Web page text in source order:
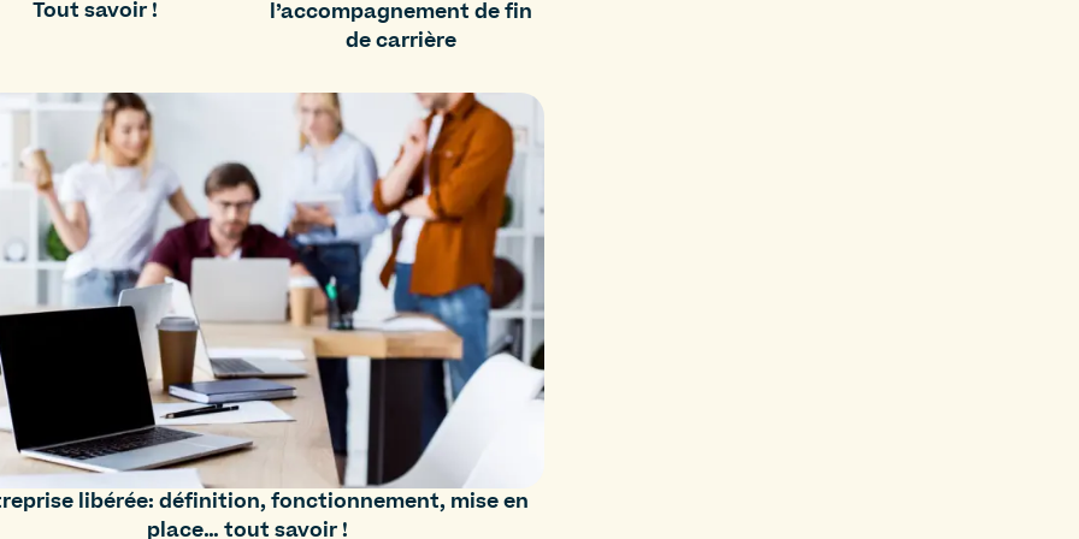
Tout savoir !
l’accompagnement de fin
de carrière
libérée: définition, fonctionnement, mise en
place… tout savoir !